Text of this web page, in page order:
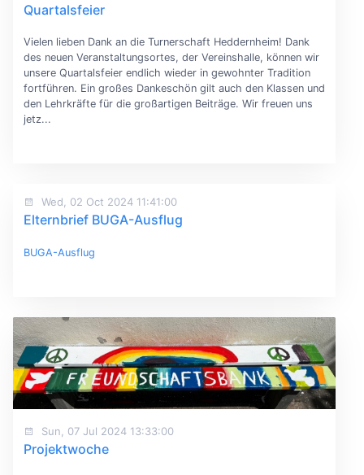
Quartalsfeier
Vielen lieben Dank an die Turnerschaft Heddernheim! Dank
des neuen Veranstaltungsortes, der Vereinshalle, können wir
unsere Quartalsfeier endlich wieder in gewohnter Tradition
fortführen. Ein großes Dankeschön gilt auch den Klassen und
den Lehrkräfte für die großartigen Beiträge. Wir freuen uns
jetz...
Wed, 02 Oct 2024 11:41:00
Elternbrief BUGA-Ausflug
BUGA-Ausflug
Sun, 07 Jul 2024 13:33:00
Projektwoche